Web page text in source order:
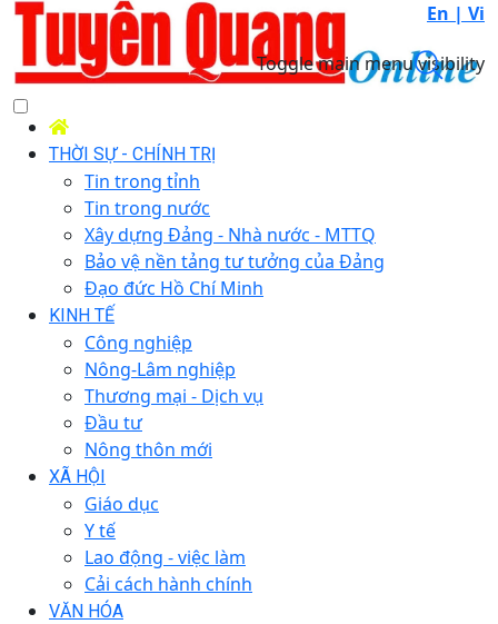
En | Vi
Toggle main menu visibility
THỜI SỰ - CHÍNH TRỊ
Tin trong tỉnh
Tin trong nước
Xây dựng Đảng - Nhà nước - MTTQ
Bảo vệ nền tảng tư tưởng của Đảng
Đạo đức Hồ Chí Minh
KINH TẾ
Công nghiệp
Nông-Lâm nghiệp
Thương mại - Dịch vụ
Đầu tư
Nông thôn mới
XÃ HỘI
Giáo dục
Y tế
Lao động - việc làm
Cải cách hành chính
VĂN HÓA